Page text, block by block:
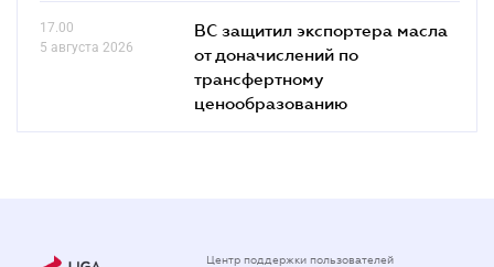
17.00
5 августа 2026
ВС защитил экспортера масла
от доначислений по
трансфертному
ценообразованию
Центр поддержки пользователей